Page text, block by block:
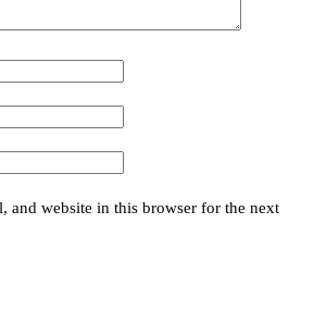
and website in this browser for the next